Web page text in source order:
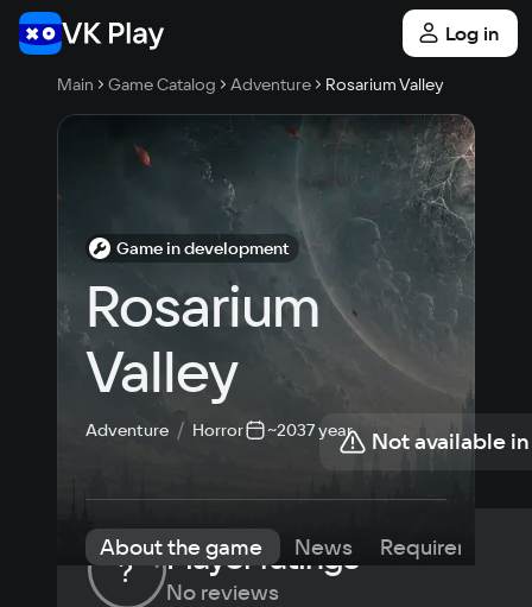
Log in
Main Game Catalog Adventure Rosarium Valley
Game in development
Rosarium
Valley
Adventure Horror ~2037 year Not available
About the game News Requirements
? Player ratings
No reviews